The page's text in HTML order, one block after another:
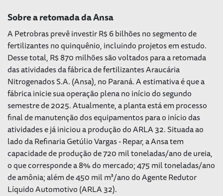
Sobre a retomada da Ansa
A Petrobras prevê investir R$ 6 bilhões no segmento de
fertilizantes no quinquênio, incluindo projetos em estudo.
Desse total, R$ 870 milhões são voltados para a retomada
das atividades da fábrica de fertilizantes Araucária
Nitrogenados S.A. (Ansa), no Paraná. A estimativa é que a
fábrica inicie sua operação plena no início do segundo
semestre de 2025. Atualmente, a planta está em processo
final de manutenção dos equipamentos para o início das
atividades e já iniciou a produção do ARLA 32. Situada ao
lado da Refinaria Getúlio Vargas - Repar, a Ansa tem
capacidade de produção de 720 mil toneladas/ano de ureia,
o que corresponde a 8% do mercado; 475 mil toneladas/ano
de amônia; além de 450 mil m³/ano do Agente Redutor
Líquido Automotivo (ARLA 32).